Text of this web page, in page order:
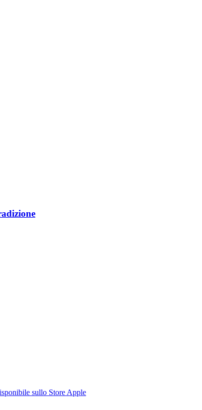
sullo Store Apple